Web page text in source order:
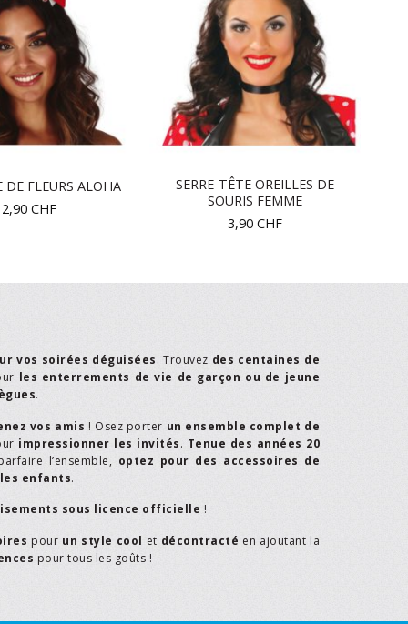
DE FLEURS ALOHA
CHF
SERRE-TÊTE OREILLES DE
SOURIS FEMME
3,90 CHF
vos soirées déguisées. Trouvez des centaines de
les enterrements de vie de garçon ou de jeune
.
vos amis ! Osez porter un ensemble complet de
impressionner les invités. Tenue des années 20
l’ensemble, optez pour des accessoires de
les enfants.
sous licence officielle !
pour un style cool et décontracté en ajoutant la
pour tous les goûts !